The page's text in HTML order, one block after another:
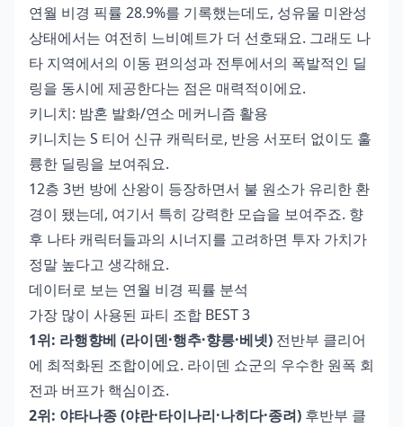
연월 비경 픽률 28.9%를 기록했는데도, 성유물 미완성
상태에서는 여전히 느비예트가 더 선호돼요. 그래도 나
타 지역에서의 이동 편의성과 전투에서의 폭발적인 딜
링을 동시에 제공한다는 점은 매력적이에요.
키니치: 밤혼 발화/연소 메커니즘 활용
키니치는 S 티어 신규 캐릭터로, 반응 서포터 없이도 훌
륭한 딜링을 보여줘요.
12층 3번 방에 산왕이 등장하면서 불 원소가 유리한 환
경이 됐는데, 여기서 특히 강력한 모습을 보여주죠. 향
후 나타 캐릭터들과의 시너지를 고려하면 투자 가치가
정말 높다고 생각해요.
데이터로 보는 연월 비경 픽률 분석
가장 많이 사용된 파티 조합 BEST 3
1위: 라행향베 (라이덴·행추·향릉·베넷) 전반부 클리어
에 최적화된 조합이에요. 라이덴 쇼군의 우수한 원폭 회
전과 버프가 핵심이죠.
2위: 야타나종 (야란·타이나리·나히다·종려) 후반부 클